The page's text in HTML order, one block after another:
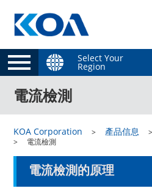
Select Your
Region
電流檢測
KOA Corporation 產品信息
電流檢測
電流檢測的原理